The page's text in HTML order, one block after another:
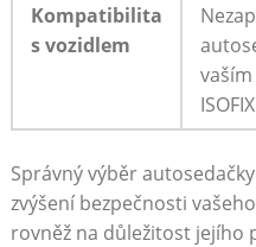
Kompatibilita
s vozidlem
Správný výběr
zvýšení bezpečnosti
rovněž na důležitost jejího